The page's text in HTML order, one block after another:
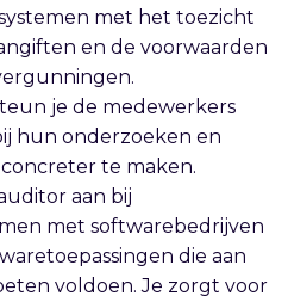
met het toezicht
en de voorwaarden
je de medewerkers
hun onderzoeken en
te maken.
aan bij
met softwarebedrijven
die aan
voldoen. Je zorgt voor